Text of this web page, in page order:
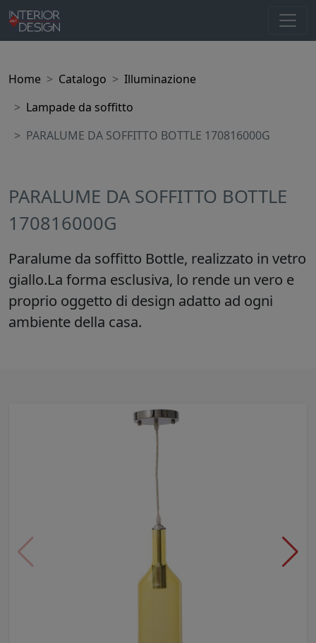
Home Catalogo
Illuminazione
Lampade da soffitto
PARALUME DA SOFFITTO BOTTLE 170816000G
PARALUME DA SOFFITTO BOTTLE
170816000G
Paralume da soffitto Bottle, realizzato in vetro
giallo.La forma esclusiva, lo rende un vero e
proprio oggetto di design adatto ad ogni
ambiente della casa.